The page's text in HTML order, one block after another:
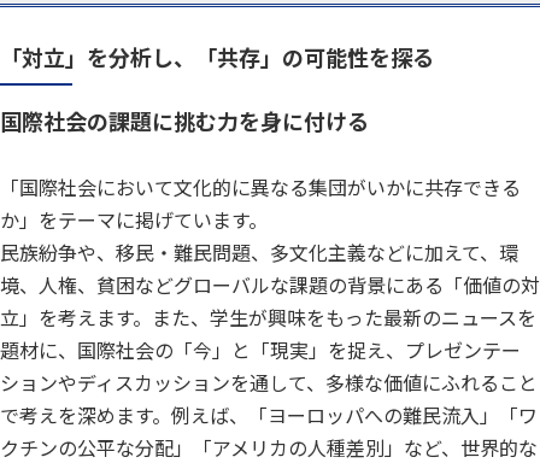
「対立」を分析し、「共存」の可能性を探る
国際社会の課題に挑む力を身に付ける
「国際社会において文化的に異なる集団がいかに共存できる
か」をテーマに掲げています。
民族紛争や、移民・難民問題、多文化主義などに加えて、環
境、人権、貧困などグローバルな課題の背景にある「価値の対
立」を考えます。また、学生が興味をもった最新のニュースを
題材に、国際社会の「今」と「現実」を捉え、プレゼンテー
ションやディスカッションを通して、多様な価値にふれること
で考えを深めます。例えば、「ヨーロッパへの難民流入」「ワ
クチンの公平な分配」「アメリカの人種差別」など、世界的な